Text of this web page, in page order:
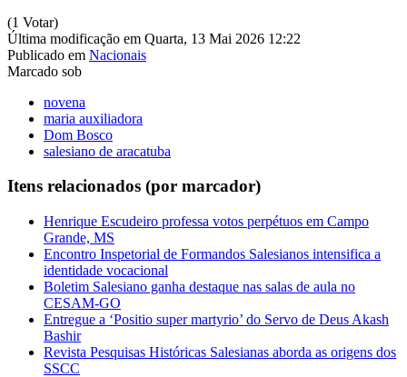
(1 Votar)
Última modificação em Quarta, 13 Mai 2026 12:22
Publicado em Nacionais
Marcado sob
novena
maria auxiliadora
Dom Bosco
salesiano de aracatuba
Itens relacionados (por marcador)
Henrique Escudeiro professa votos perpétuos em Campo
Grande, MS
Encontro Inspetorial de Formandos Salesianos intensifica a
identidade vocacional
Boletim Salesiano ganha destaque nas salas de aula no
CESAM-GO
Entregue a ‘Positio super martyrio’ do Servo de Deus Akash
Bashir
Revista Pesquisas Históricas Salesianas aborda as origens dos
SSCC